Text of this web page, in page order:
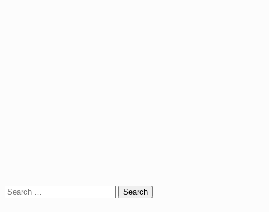
Search
for: